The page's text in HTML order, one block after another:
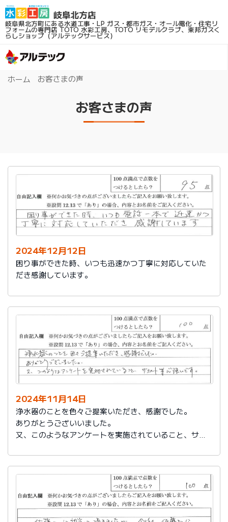
岐阜県北方町にある水道工事・LP ガス・都市ガス・オール電化・住宅リ
フォームの専門店TOTO 水彩工房、TOTO リモデルクラブ、東邦ガスく
らしショップ（アルテックサービス）
ホーム お客さまの声
お客さまの声
2024年12月12日
困り事ができた時、いつも迅速かつ丁寧に対応していた
だき感謝しています。
2024年11月14日
浄水器のことを色々ご提案いただき、感謝でした。
ありがとうございいました。
又、このようなアンケートを実施されていること、サポ